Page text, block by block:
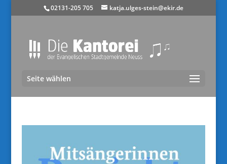
02131-205 705 katja.ulges-stein@ekir.de
Seite wählen